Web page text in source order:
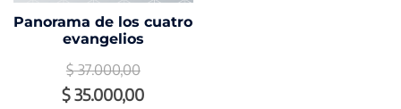
Panorama de los cuatro
evangelios
$37.000,00
El
$35.000,00El